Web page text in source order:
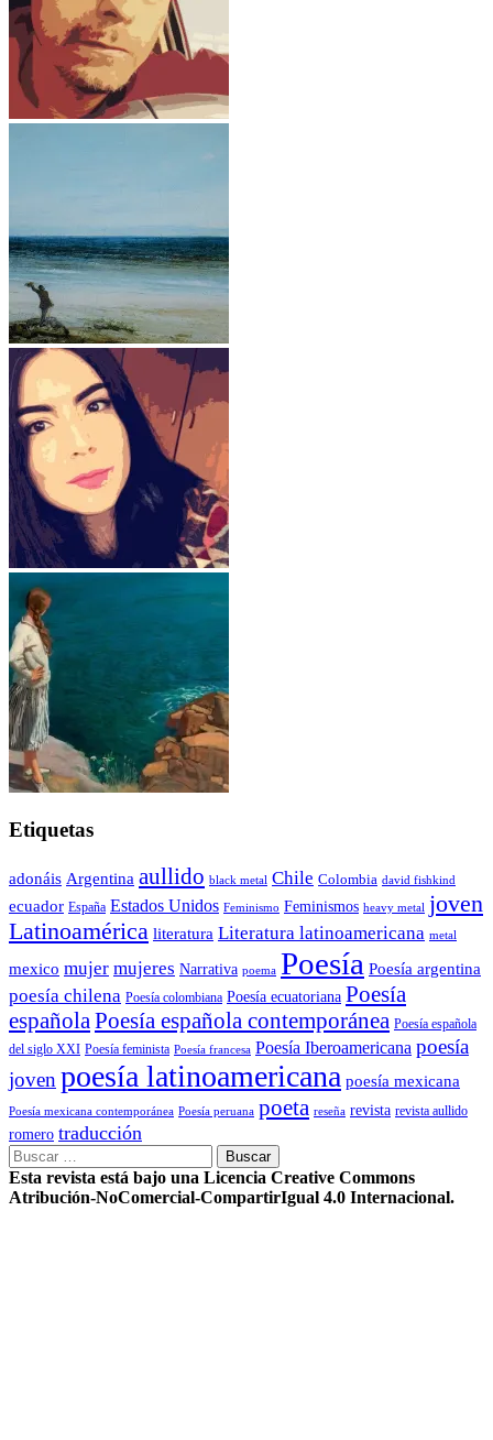
Etiquetas
adonáis Argentina aullido black metal Chile Colombia david fishkind
ecuador España Estados Unidos Feminismo Feminismos heavy metal joven
Latinoamérica literatura Literatura latinoamericana metal
mexico mujer mujeres Narrativa poema Poesía Poesía argentina
poesía chilena Poesía colombiana Poesía ecuatoriana Poesía
española Poesía española contemporánea Poesía española
del siglo XXI Poesía feminista Poesía francesa Poesía Iberoamericana poesía
joven poesía latinoamericana poesía mexicana
Poesía mexicana contemporánea Poesía peruana poeta reseña revista revista aullido
romero traducción
Buscar:
Esta revista está bajo una Licencia Creative Commons
Atribución-NoComercial-CompartirIgual 4.0 Internacional.